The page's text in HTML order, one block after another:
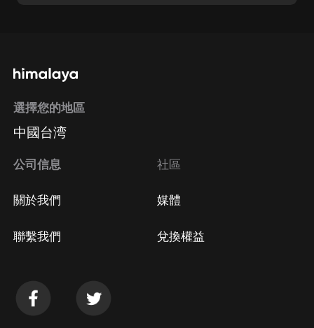
選擇您的地區
中國台湾
公司信息
關於我們
聯繫我們
社區
媒體
兌換權益